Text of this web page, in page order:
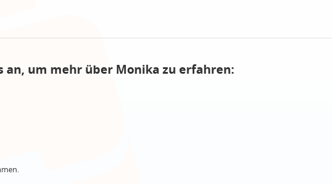
an, um mehr über Monika zu erfahren: